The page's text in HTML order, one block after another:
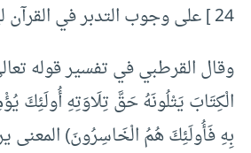
24 ] على وجوب التدبر في القرآن ليعرف معناه. انتهى.
وقال القرطبي في تفسير قوله
الْكِتَابَ يَتْلُونَهُ حَقَّ تِلَاوَتِهِ أُولَئِكَ
بِهِ فَأُولَئِكَ هُمُ الْخَاسِرُونَ) المعنى